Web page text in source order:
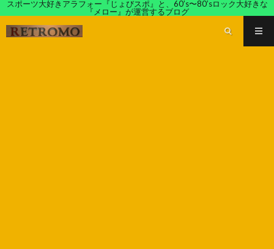
スポーツ大好きアラフォー『じょびスポ』と、60’s〜80’sロック大好きな
『メロー』が運営するブログ